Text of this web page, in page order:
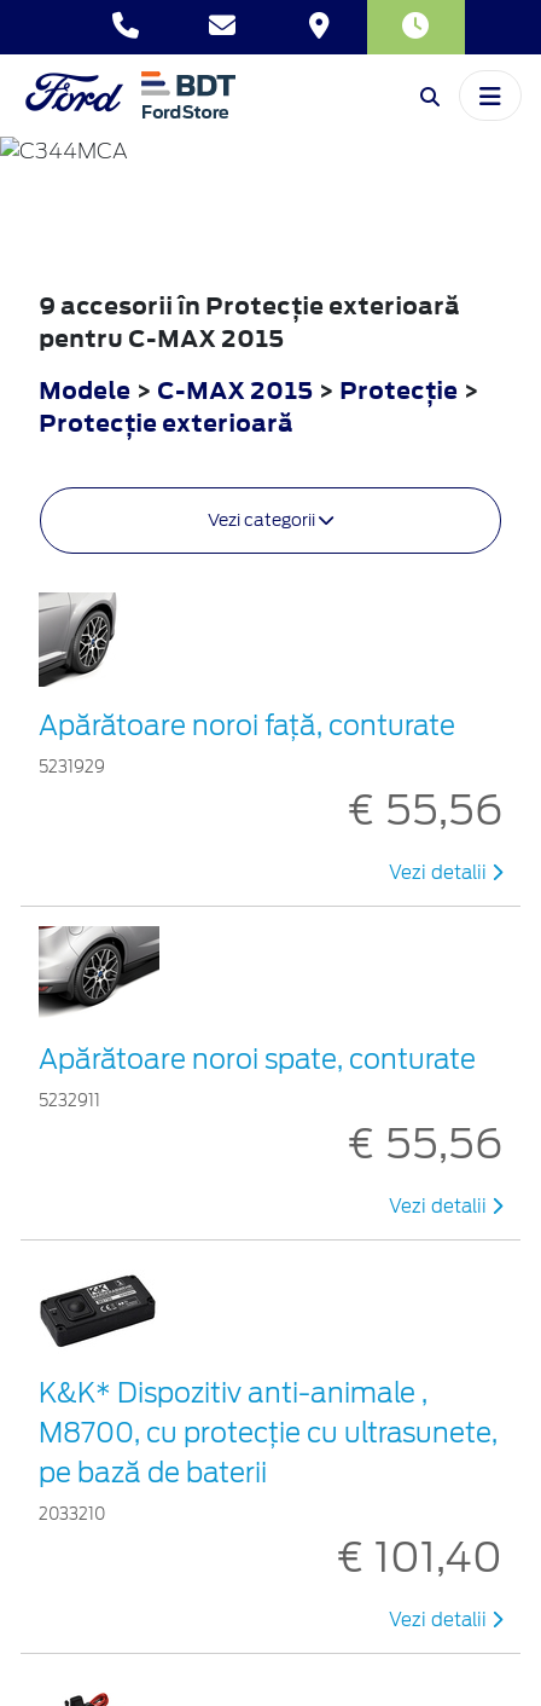
C-MAX
9 accesorii în Protecţie exterioară
pentru C-MAX 2015
Modele > C-MAX 2015 > Protecţie >
Protecţie exterioară
Vezi categorii
Apărătoare noroi faţă, conturate
5231929
€ 55,56
Vezi detalii
Apărătoare noroi spate, conturate
5232911
€ 55,56
Vezi detalii
K&K* Dispozitiv anti-animale ,
M8700, cu protecție cu ultrasunete,
pe bază de baterii
2033210
€ 101,40
Vezi detalii